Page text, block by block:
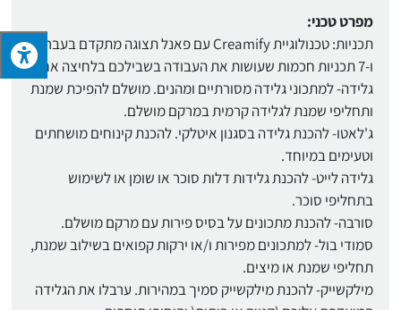
מפרט טכני:
תכניות: טכנולוגיית Creamify עם פאנל תצוגה מתקדם בעברית
ו-7 תכניות חכמות שעושות את העבודה בשבילכם בלחיצה אחת:
גלידה- למתכוני גלידה מסורתיים ומהנים. מושלם להפיכת שמנת
ותחליפי שמנת לגלידה קרמית במרקם מושלם.
ג'לאטו- להכנת גלידה בסגנון איטלקי. להכנת קינוחים מושחתים
וטעימים במיוחד.
גלידה לייט- להכנת גלידות דלות סוכר או שומן או לשימוש
בתחליפי סוכר.
סורבה- להכנת מתכונים על בסיס פירות עם מרקם מושלם.
סמודי בול- למתכונים מפירות ו/או ירקות קפואים בשילוב שמנת,
תחליפי שמנת או מיצים.
מילקשייק- להכנת מילקשייק סמיך במהירות. ערבלו את הגלידה